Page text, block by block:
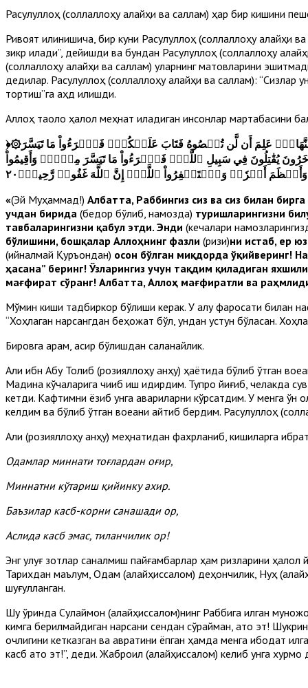
Расулуллоҳ (соллаллоҳу алайҳи ва саллам) ҳар бир кишини
Ривоят қилинишича, бир куни Расулуллоҳ (соллаллоҳу алайҳи
зикр қилади”, дейишди ва бундан Расулуллоҳ (соллаллоҳу
(соллаллоҳу алайҳи ва саллам) уларнинг мақтовларини
дедилар. Расулуллоҳ (соллаллоҳу алайҳи ва саллам): “Сизлар
тортиш”га аҳд қилишди.
Аллоҳ таоло ҳалол меҳнат қиладиган инсонлар мартабасини
﴿۞إِنَّ رَبَّكَ يَعۡلَمُ أَنَّكَ تَقُومُ أَدۡنَىٰ مِن ثُلُثَيِ ٱلَّيۡلِ وَنِصۡفَهُۥ وَثُلُثَهُۥ وَطَآئِفَةٞ مِّنَ ٱلَّذِينَ مَعَكَۚ وَٱللَّهُ يُقَدِّرُ ٱلَّيۡلَ وَٱلنَّهَارَۚ عَلِمَ أَن لَّن تُحۡصُوهُ فَتَابَ عَلَيۡكُمۡۖ فَٱقۡرَءُواْ مَا تَيَسَّرَ
يُقَٰتِلُونَ فِي سَبِيلِ ٱللَّهِۖ فَٱقۡرَءُواْ مَا تَيَسَّرَ مِنۡهُۚ وَأَقِيمُواْ
وَأَعۡظَمَ أَجۡرٗاۚ وَٱسۡتَغۡفِرُواْ ٱللَّهَۖ إِنَّ ٱللَّهَ غَفُورٞ رَّحِيمُۢ٢٠
«(Эй Муҳаммад!) Албатта, Раббингиз сиз ва сиз билан
учдан бирида (бедор бўлиб, намозда) туришларингизни
тавбаларингизни қабул этди. Энди (кечалари
бўлишини, бошқалар Аллоҳнинг фазли (ризқи)ни истаб, ер
(қийналмай Қуръондан) осон бўлган миқдорда ўқийверинг!
ҳасана” беринг! Ўзларингиз учун тақдим қиладиган
мағфират сўранг! Албатта, Аллоҳ мағфиратли ва
Мўмин киши тадбиркор бўлиши керак. У ақлу фаросати билан
“Хоҳлаган нарсангдан беҳожат бўл, ундан устун бўласан.
Бировга қарам, асир бўлишдан сақланайлик.
Али ибн Абу Толиб (розияллоҳу анҳу) ҳаётида бўлиб ўтган
Мадина кўчаларига чиқиб иш қидирдим. Тупроқ йиғиб, челакда
кетди. Кафтимни ёзиб унга қавариқларни кўрсатдим. У менга
келдим ва бўлиб ўтган воқеани айтиб бердим. Расулуллоҳ
Али (розияллоҳу анҳу) меҳнатидан фахрланиб, кишиларга
Одамлар миннати тоғлардан оғир,
Миннатни кўтариш қийинку ахир.
Баъзилар касб-корни санашади ор,
Аслида касб эмас, тиланчилик ор!
Энг улуғ зотлар саналмиш пайғамбарлар ҳам ризқларини
Тарихдан маълум, Одам (алайҳиссалом) деҳқончилик, Нуҳ
шуғулланган.
Шу ўринда Сулаймон (алайҳиссалом)нинг Раббига қилган
кимга берилмайдиган нарсани сендан сўрайман, ато эт!
очлигини кетказган ва авратини ёпган ҳамда менга ибодат
касб ато эт!”, деди. Жаброил (алайҳиссалом) келиб унга